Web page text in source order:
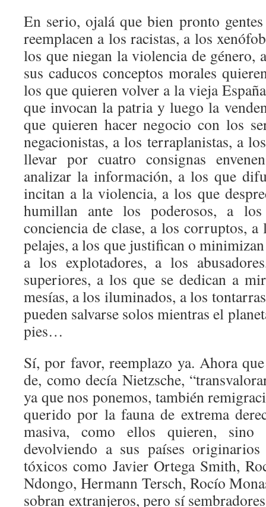
En serio, ojalá que bien pronto
reemplacen a los racistas, a los
los que niegan la violencia de género,
sus caducos conceptos morales
los que quieren volver a la vieja
que invocan la patria y luego la
que quieren hacer negocio con los
negacionistas, a los terraplanistas, a
llevar por cuatro consignas
analizar la información, a los que
incitan a la violencia, a los que
humillan ante los poderosos, a
conciencia de clase, a los corruptos, a
pelajes, a los que justifican o
a los explotadores, a los
superiores, a los que se dedican a
mesías, a los iluminados, a los
pueden salvarse solos mientras el
pies…
Sí, por favor, reemplazo ya. Ahora
de, como decía Nietzsche,
ya que nos ponemos, también
querido por la fauna de extrema
masiva, como ellos quieren, sino
devolviendo a sus países
tóxicos como Javier Ortega Smith,
Ndongo, Hermann Tersch, Rocío
sobran extranjeros, pero sí